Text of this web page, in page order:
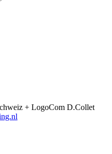
+ LogoCom D.Collet